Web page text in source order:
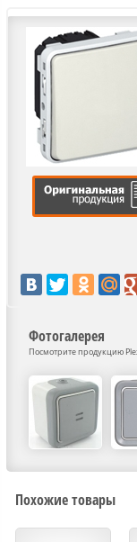
Фотогалерея
Посмотрите продукцию
Похожие товары